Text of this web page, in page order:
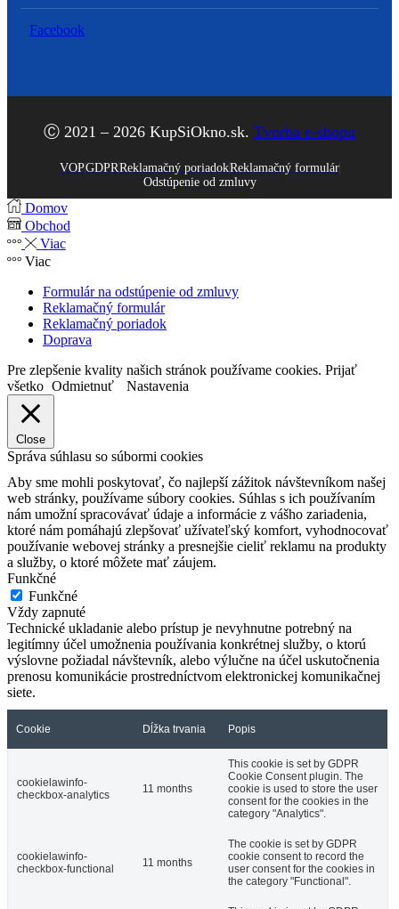
Facebook
Ⓒ 2021 – 2026 KupSiOkno.sk. Tvorba e-shopu
VOPGDPRReklamačný poriadokReklamačný formulár
Odstúpenie od zmluvy
Domov
Obchod
Viac
Viac
Formulár na odstúpenie od zmluvy
Reklamačný formulár
Reklamačný poriadok
Doprava
Pre zlepšenie kvality našich stránok používame cookies. Prijať
všetko Odmietnuť Nastavenia
Close
Správa súhlasu so súbormi cookies
Aby sme mohli poskytovať, čo najlepší zážitok návštevníkom našej
web stránky, používame súbory cookies. Súhlas s ich používaním
nám umožní spracovávať údaje a informácie z vášho zariadenia,
ktoré nám pomáhajú zlepšovať užívateľský komfort, vyhodnocovať
používanie webovej stránky a presnejšie cieliť reklamu na produkty
a služby, o ktoré môžete mať záujem.
Funkčné
Funkčné
Vždy zapnuté
Technické ukladanie alebo prístup je nevyhnutne potrebný na
legitímny účel umožnenia používania konkrétnej služby, o ktorú
výslovne požiadal návštevník, alebo výlučne na účel uskutočnenia
prenosu komunikácie prostredníctvom elektronickej komunikačnej
siete.
Cookie Dĺžka trvania Popis
cookielawinfo-
checkbox-analytics
11 months
This cookie is set by GDPR
Cookie Consent plugin. The
cookie is used to store the user
consent for the cookies in the
category "Analytics".
cookielawinfo-
checkbox-functional
11 months
The cookie is set by GDPR
cookie consent to record the
user consent for the cookies in
the category "Functional".